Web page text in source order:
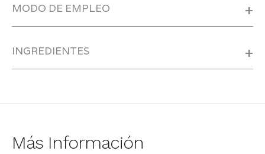
MODO DE EMPLEO +
INGREDIENTES +
Más Información